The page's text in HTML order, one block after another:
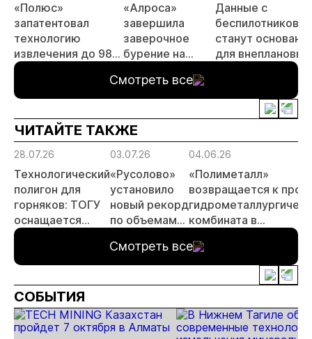
«Полюс»
запатентовал
технологию
извлечения до 98%
золота из
металлургического
шлака
«Алроса»
завершила
заверочное
бурение на
месторождении
Дегдекан
Данные с
беспилотников
станут
для внеплановых
Смотреть все
ЧИТАЙТЕ ТАКЖЕ
28.07.26
Технологический
полигон для
горняков: ТОГУ
оснащается
современным
отечественного
производства
03.07.26
«Русолово»
установило
новый рекорд
по объемам
04.06.26
«Полиметалл»
возвращается к
комбината в
Смотреть все
СОБЫТИЯ